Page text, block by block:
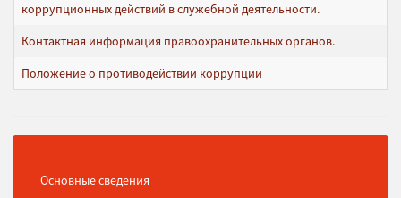
коррупционных действий в служебной деятельности.
Контактная информация правоохранительных органов.
Положение о противодействии коррупции
Основные сведения